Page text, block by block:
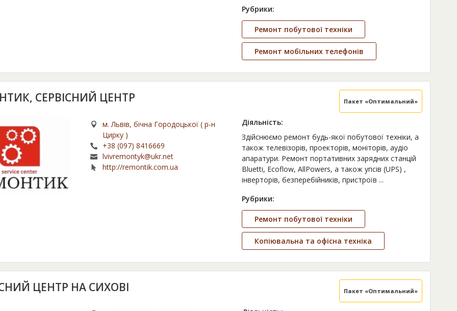
Рубрики:
Ремонт побутової техніки
Ремонт мобільних телефонів
СЕРВІСНИЙ ЦЕНТР Пакет «Оптимальний»
м. Львів, бічна Городоцької ( р-н
Цирку )
+38 (097) 8416669
lvivremontyk@ukr.net
http://remontik.com.ua
Діяльність:
Здійснюємо ремонт будь-якої побутової техніки, а
також телевізорів, проекторів, моніторів, аудіо
апаратури. Ремонт портативних зарядних станцій
Bluetti, Ecoflow, AllPowers, а також упсів (UPS) ,
інверторів, безперебійників, пристроїв ...
Рубрики:
Ремонт побутової техніки
Копіювальна та офісна техніка
ЦЕНТР НА СИХОВІ Пакет «Оптимальний»